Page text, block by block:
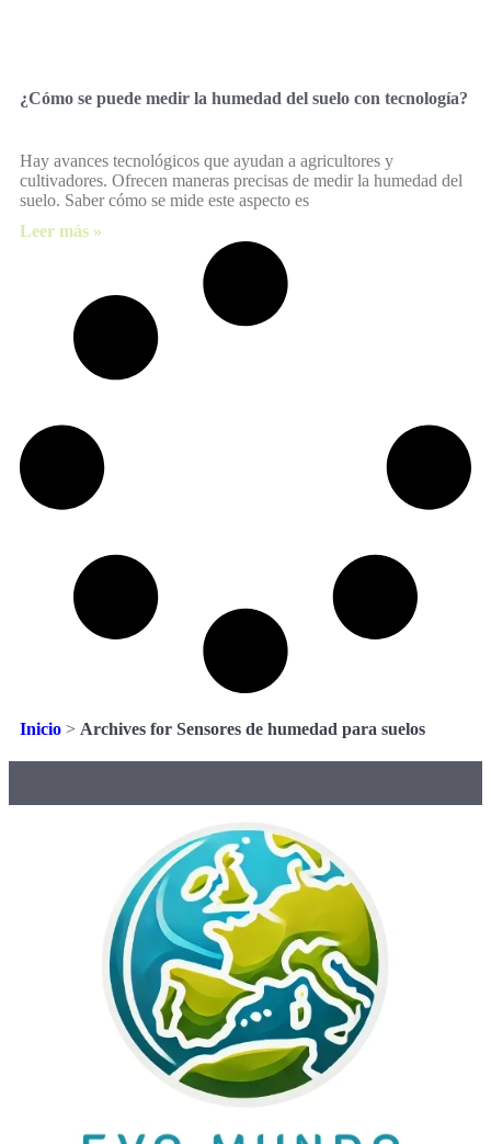
¿Cómo se puede medir la humedad del suelo con tecnología?
Hay avances tecnológicos que ayudan a agricultores y
cultivadores. Ofrecen maneras precisas de medir la humedad del
suelo. Saber cómo se mide este aspecto es
Leer más »
Inicio > Archives for Sensores de humedad para suelos